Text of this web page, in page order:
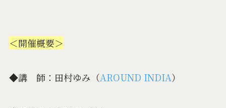
＜開催概要＞
◆講 師：田村ゆみ（AROUND INDIA）